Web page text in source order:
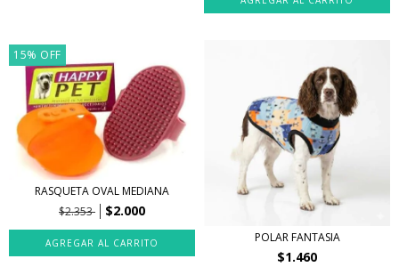
15% OFF
RASQUETA OVAL MEDIANA
$2.353
$2.000
POLAR FANTASIA
$1.460